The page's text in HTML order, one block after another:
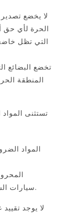
لا يخضع
الحرة لأي حق
التي تظل
تخضع البضائع
المنطقة
تستثنى
المواد
سيارات السياحة المستعملة وقطع الغيار المتعلقة بها.
لا يوجد